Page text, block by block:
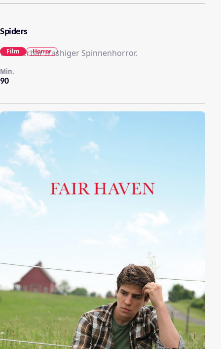
Spiders
Wunderbar trashiger Spinnenhorror.
90
Min.
Film Horror